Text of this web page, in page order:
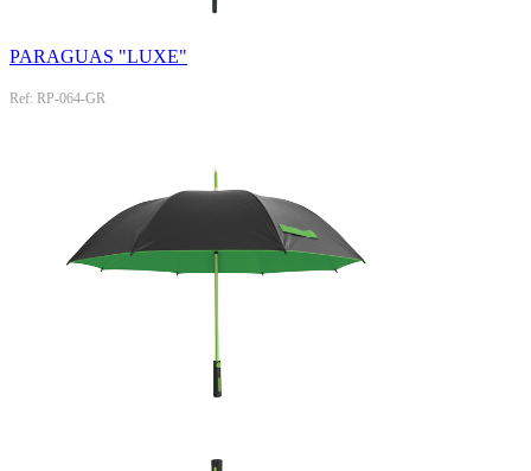
PARAGUAS "LUXE"
Ref: RP-064-GR